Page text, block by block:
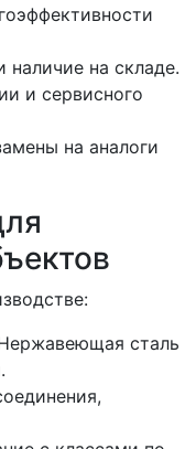
наличие на складе.
и сервисного
на аналоги
сталь